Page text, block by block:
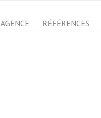
AGENCE RÉFÉRENCES